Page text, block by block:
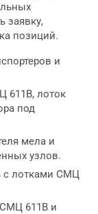
заявку,
позиций.
и
611В, лоток
под
мела и
узлов.
с лотками СМЦ
СМЦ 611В и